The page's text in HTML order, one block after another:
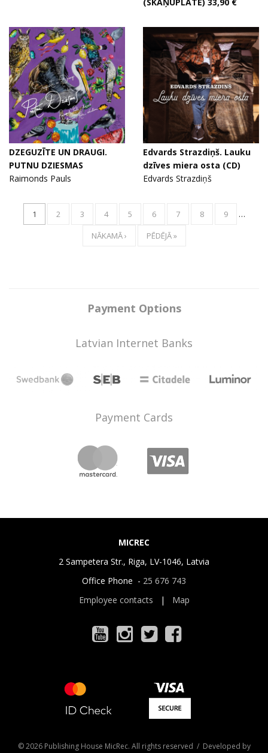
DZEGUZĪTE UN DRAUGI.
PUTNU DZIESMAS
Raimonds Pauls
Edvards Strazdiņš. Lauku
dzīves miera osta (CD)
Edvards Strazdiņš
1 2 3 4 5 6 7 8 9
…
NĀKAMĀ ›
PĒDĒJĀ »
Payment Options
Latvian Internet Banks
Payment Cards
MICREC
2 Sampetera Str., Riga, LV-1046, Latvia
Office Phone - 25 676 743
Employee contacts | Map
© 2026 Publishing House MicRec. All rights reserved / Developed by